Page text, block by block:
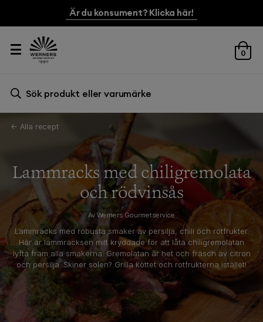
Är du konsument? Klicka här!
0
Sök
← Alla recept
Lammracks med chiligremolata
och rödvinsås
Av Werners Gourmetservice
Lammracks med robusta smaker av persilja, chili och rotfrukter.
Här är lammracksen milt kryddade för att låta chiligremolatan
lyfta fram alla smakerna. Gremolatan är het och fräsch av citron
och persilja. Skiner solen? Grilla köttet och rotfrukterna istället!